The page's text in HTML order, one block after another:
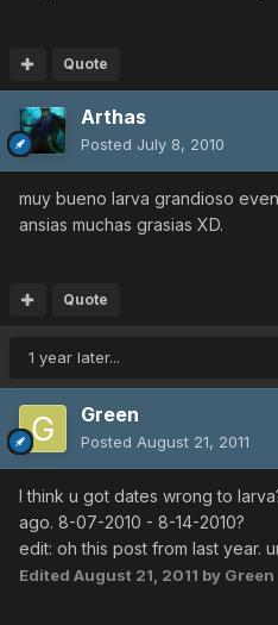
Quote
Arthas
Posted July 8, 2010
muy bueno larva grandioso
ansias muchas grasias XD.
Quote
1 year later...
Green
Posted August 21, 2011
I think u got dates wrong to
ago. 8-07-2010 - 8-14-2010?
edit: oh this post from last year.
Edited August 21, 2011 by Green